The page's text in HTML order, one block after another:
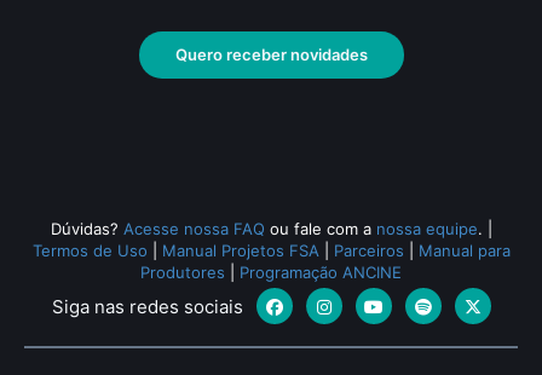
Quero receber novidades
Dúvidas? Acesse nossa FAQ ou fale com a nossa equipe.
Termos de Uso
Manual Projetos FSA Parceiros
Manual para
Produtores
Programação ANCINE
Siga nas redes sociais